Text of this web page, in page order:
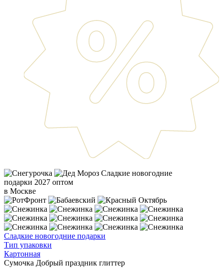
Сладкие новогодние
подарки 2027 оптом
в Москве
Сладкие новогодние подарки
Тип упаковки
Картонная
Сумочка Добрый праздник глиттер